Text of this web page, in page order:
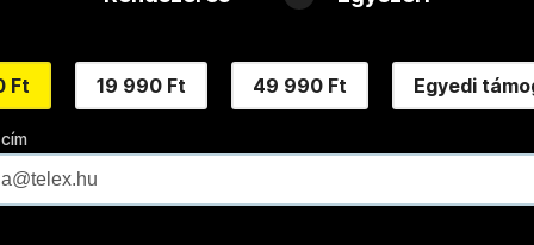
Ft 19 990 Ft 49 990 Ft Egyedi